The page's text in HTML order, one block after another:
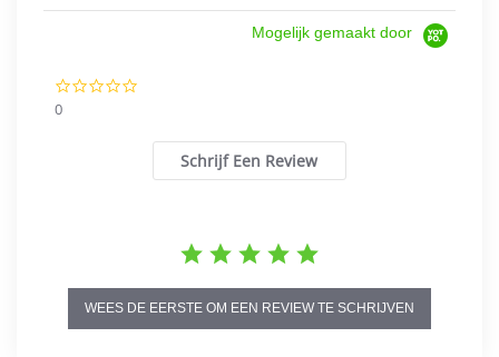
Mogelijk gemaakt door
0
Schrijf Een Review
WEES DE EERSTE OM EEN REVIEW TE SCHRIJVEN